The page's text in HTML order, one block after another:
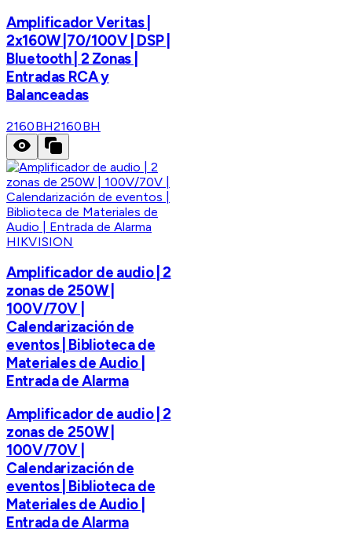
Amplificador Veritas |
2x160W |70/100V | DSP |
Bluetooth | 2 Zonas |
Entradas RCA y
Balanceadas
2160BH2160BH
HIKVISION
Amplificador de audio | 2
zonas de 250W |
100V/70V |
Calendarización de
eventos | Biblioteca de
Materiales de Audio |
Entrada de Alarma
Amplificador de audio | 2
zonas de 250W |
100V/70V |
Calendarización de
eventos | Biblioteca de
Materiales de Audio |
Entrada de Alarma